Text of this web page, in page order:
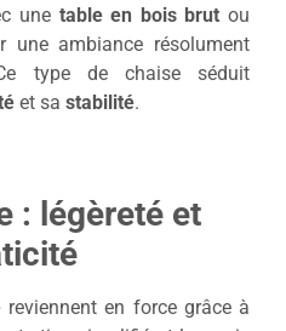
une table en bois brut ou
une ambiance résolument
type de chaise séduit
et sa stabilité.
: légèreté et
reviennent en force grâce à